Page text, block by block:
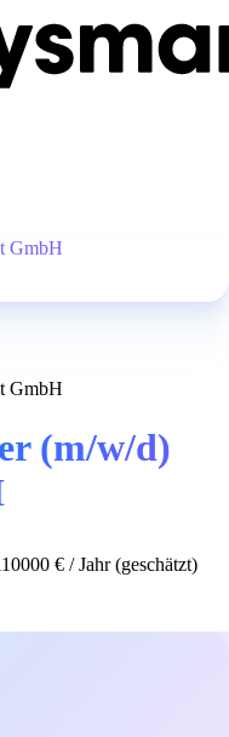
GmbH
GmbH
(m/w/d)
€ / Jahr (geschätzt)